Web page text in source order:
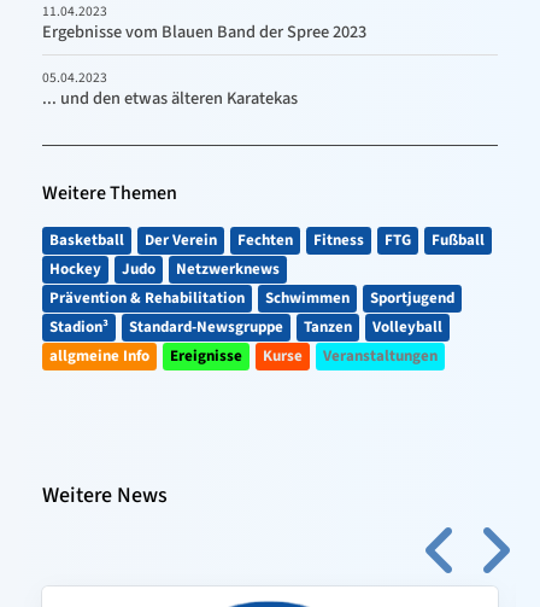
11.04.2023
Ergebnisse vom Blauen Band der Spree 2023
05.04.2023
... und den etwas älteren Karatekas
Weitere Themen
Basketball Der Verein Fechten Fitness FTG
Fußball
Hockey
Judo
Netzwerknews
Prävention & Rehabilitation
Schwimmen
Sportjugend
Stadion³
Standard-Newsgruppe Tanzen
Volleyball
allgmeine Info
Ereignisse Kurse Veranstaltungen
Weitere News